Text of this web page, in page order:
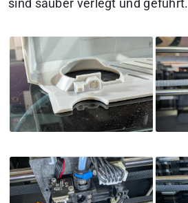
sind sauber verlegt und geführt.